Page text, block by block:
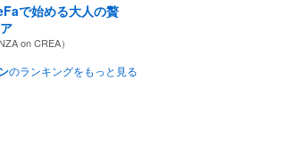
で始める大人の贅
on CREA）
のランキングをもっと見る